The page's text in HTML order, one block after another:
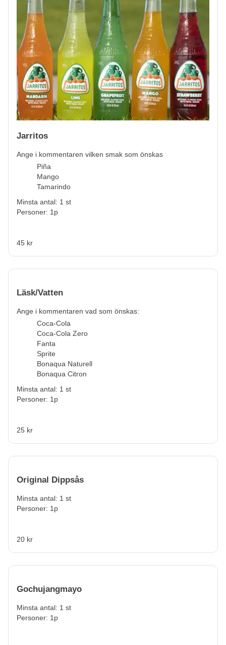
Jarritos
Ange i kommentaren vilken smak som önskas
Piña
Mango
Tamarindo
Minsta antal: 1 st
Personer: 1p
45 kr
Läsk/Vatten
Ange i kommentaren vad som önskas:
Coca-Cola
Coca-Cola Zero
Fanta
Sprite
Bonaqua Naturell
Bonaqua Citron
Minsta antal: 1 st
Personer: 1p
25 kr
Original Dippsås
Minsta antal: 1 st
Personer: 1p
20 kr
Gochujangmayo
Minsta antal: 1 st
Personer: 1p